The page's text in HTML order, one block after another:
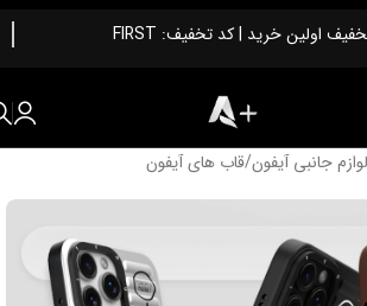
لوازم جانبی آیفون/قاب های آیفون